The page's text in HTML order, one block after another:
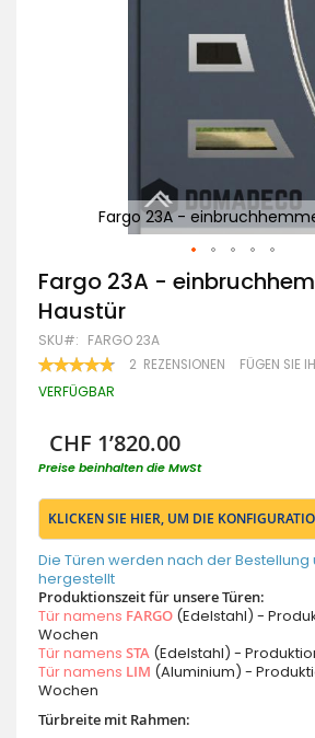
Fargo 23A -
Zum
Anfang
der
Bildgalerie
springen
Fargo 23A -
Haustür
SKU FARGO 23A
BEWERTUNG:
100
2 REZENSIONEN FÜGEN SIE
VERFÜGBAR
CHF 1’820.00
Preise beinhalten die MwSt
KLICKEN SIE HIER, UM DIE
Die Türen werden nach der
hergestellt
Produktionszeit für unsere Türen:
Tür namens FARGO (Edelstahl) -
Wochen
Tür namens STA (Edelstahl) -
Tür namens LIM (Aluminium) -
Wochen
Türbreite mit Rahmen: